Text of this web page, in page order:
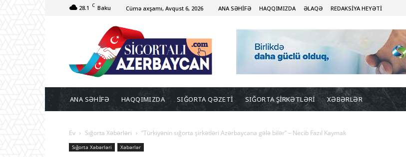
28.1 C Baku Cümə axşamı, Avqust 6, 2026 ANA SƏHİFƏ HAQQIMIZDA ƏLAQƏ REDAKSİYA HEYƏTİ
ANA SƏHİFƏ HAQQIMIZDA SIĞORTA QƏZETİ SIĞORTA ŞİRKƏTLƏRİ XƏBƏRLƏR
Ev Sığorta Xəbərləri “Türkiyənin sığorta şirkətləri Azərbaycana gələ bilər” – Necib Fazıl Kaymak
Sığorta Xəbərləri Xəbərlər